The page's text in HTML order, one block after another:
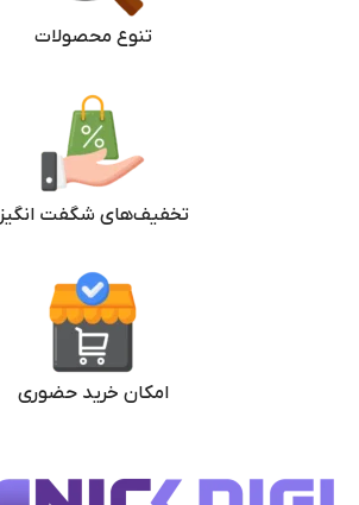
تنوع محصولات
تخفیف‌های شگفت انگیز
امکان خرید حضوری